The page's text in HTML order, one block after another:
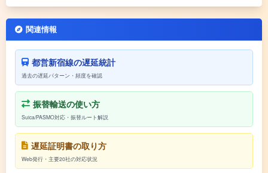
関連情報
都営新宿線の遅延統計
過去の遅延パターン・頻度を確認
振替輸送の使い方
Suica/PASMO対応・振替ルート解説
遅延証明書の取り方
Web発行・主要20社の対応状況